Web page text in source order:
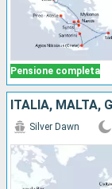
Pensione completa
ITALIA, MALTA,
Silver Dawn